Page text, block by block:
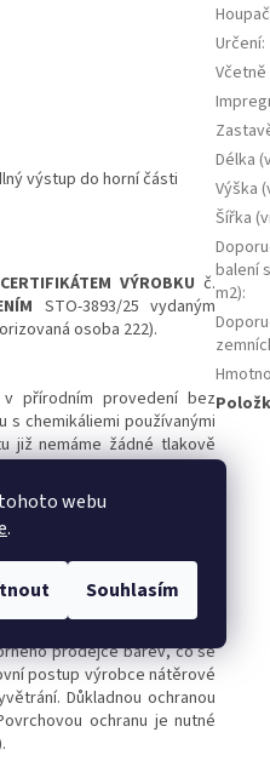
webu
.
Souhlasím
výstup do horní části
CERTIFIKÁTEM VÝROBKUč.
STO-3893/25 vydaným
osoba 222).
přírodním provedení bez
chemikáliemi používanými
již nemáme žádné tlakově
souznění našich produktů s
dřevo ošetřit hluboce
a plísni, a to z vnější
postupovat přesně podle
odolnou lazuru s
a slunečnímu záření.
prodejce barev, co se
postup výrobce nátěrové
Důkladnou ochranou
ochranu je nutné
Určení:
Délka
Výška
Šířka
balení
m2):